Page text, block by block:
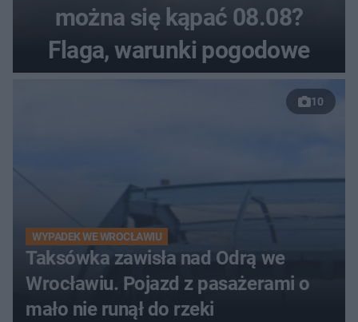
można się kąpać 08.08?
Flaga, warunki pogodowe
10
WYPADEK WE WROCŁAWIU
Taksówka zawisła nad Odrą we
Wrocławiu. Pojazd z pasażerami o
mało nie runął do rzeki